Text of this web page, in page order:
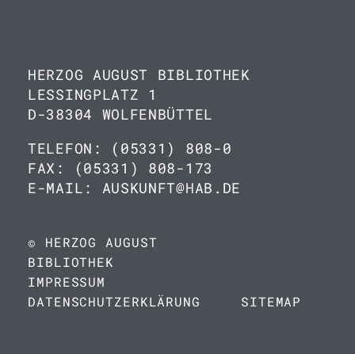
HERZOG AUGUST BIBLIOTHEK
LESSINGPLATZ 1
D-38304 WOLFENBÜTTEL
TELEFON: (05331) 808-0
FAX: (05331) 808-173
E-MAIL: AUSKUNFT@HAB.DE
© HERZOG AUGUST
BIBLIOTHEK
IMPRESSUM
DATENSCHUTZERKLÄRUNG
SITEMAP